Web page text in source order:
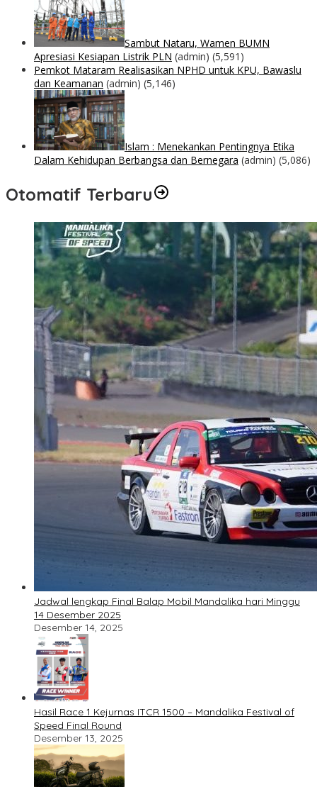
Sambut Nataru, Wamen BUMN
Apresiasi Kesiapan Listrik PLN (admin) (5,591)
Pemkot Mataram Realisasikan NPHD untuk KPU, Bawaslu
dan Keamanan (admin) (5,146)
Islam : Menekankan Pentingnya Etika
Dalam Kehidupan Berbangsa dan Bernegara (admin) (5,086)
Otomatif Terbaru
Jadwal lengkap Final Balap Mobil Mandalika hari Minggu
14 Desember 2025
Desember 14, 2025
Hasil Race 1 Kejurnas ITCR 1500 – Mandalika Festival of
Speed Final Round
Desember 13, 2025